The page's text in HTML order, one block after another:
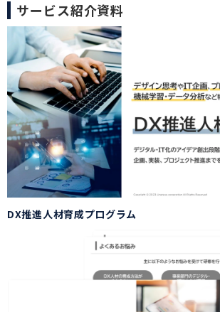
サービス紹介資料
DX推進人材育成プログラム